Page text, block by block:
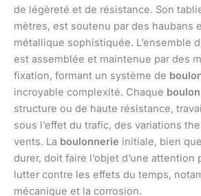
de légèreté et de résistance. Son
mètres, est soutenu par des haubans
métallique sophistiquée. L’ensemble
est assemblée et maintenue par des
fixation, formant un système de
incroyable complexité. Chaque boulon
structure ou de haute résistance,
sous l’effet du trafic, des variations
vents. La boulonnerie initiale, bien
durer, doit faire l’objet d’une attention
lutter contre les effets du temps,
mécanique et la corrosion.